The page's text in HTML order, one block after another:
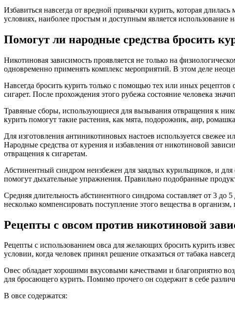
Избавиться навсегда от вредной привычки курить, которая
условиях, наиболее простым и доступным является использование
Помогут ли народные средства бросить
Никотиновая зависимость проявляется не только на
одновременно применять комплекс мероприятий. В этом деле
Навсегда бросить курить только с помощью тех или иных
сигарет. После прохождения этого рубежа состояние человека
Травяные сборы, использующиеся для вызывания отвращения к
курить помогут такие растения, как мята, подорожник, аир,
Для изготовления антиникотиновых настоев используется
Народные средства от курения и избавления от никотиновой
отвращения к сигаретам.
Абстинентный синдром неизбежен для заядлых курильщиков, и
помогут дыхательные упражнения. Правильно подобранные
Средняя длительность абстинентного синдрома составляет от 3
несколько компенсировать поступление этого вещества в
Рецепты с овсом против никотиновой
Рецепты с использованием овса для желающих бросить курить
условии, когда человек принял решение отказаться от табака
Овес обладает хорошими вкусовыми качествами и благоприятно
для бросающего курить. Помимо прочего он содержит в себе
В овсе содержатся: